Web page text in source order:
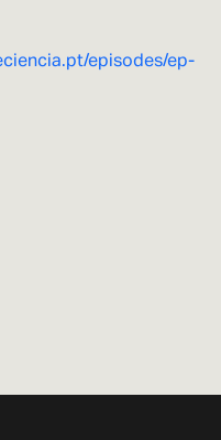
episodes/ep-